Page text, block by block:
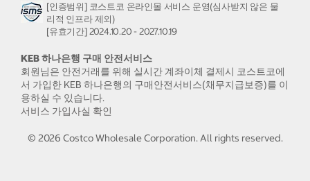
[인증범위] 코스트코 온라인몰 서비스 운영(심사받지 않은 물
리적 인프라 제외)
[유효기간] 2024.10.20 - 2027.10.19
KEB 하나은행 구매 안전서비스
회원님은 안전거래를 위해 실시간 계좌이체 결제시 코스트코에
서 가입한 KEB 하나은행의 구매안전서비스(채무지급보증)를 이
용하실 수 있습니다.
서비스 가입사실 확인
© 2026 Costco Wholesale Corporation.All rights reserved.